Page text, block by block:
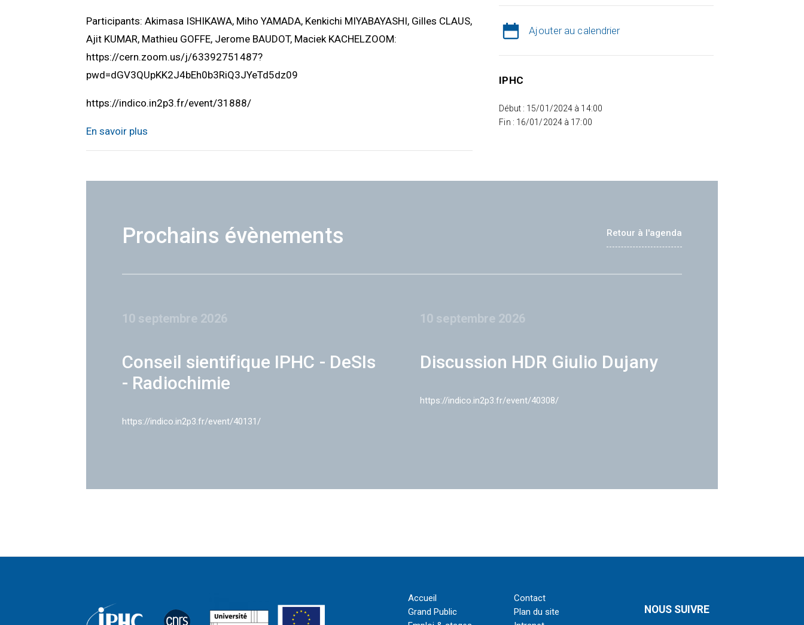
Participants: Akimasa ISHIKAWA, Miho YAMADA, Kenkichi MIYABAYASHI, Gilles CLAUS,
Ajit KUMAR, Mathieu GOFFE, Jerome BAUDOT, Maciek KACHELZOOM:
https://cern.zoom.us/j/63392751487?
pwd=dGV3QUpKK2J4bEh0b3RiQ3JYeTd5dz09
https://indico.in2p3.fr/event/31888/
En savoir plus
Ajouter au calendrier
IPHC
Début : 15/01/2024 à 14:00
Fin : 16/01/2024 à 17:00
Prochains évènements Retour à l'agenda
10 septembre 2026
Conseil sientifique IPHC - DeSIs
- Radiochimie
https://indico.in2p3.fr/event/40131/
10 septembre 2026
Discussion HDR Giulio Dujany
https://indico.in2p3.fr/event/40308/
Accueil
Grand Public
Contact
Plan du site
NOUS SUIVRE